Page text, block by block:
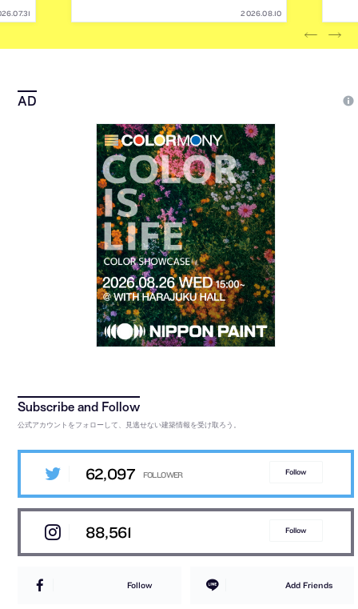
2026.08.10
公式アカウントをフォローして、見逃せない建築情報を受け取ろう。
62,097 Follow
88,561 Follow
Follow Add Friends